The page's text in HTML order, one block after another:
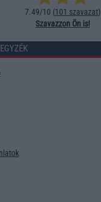
7.49/10 (101 szavazat)
Szavazzon Ön is!